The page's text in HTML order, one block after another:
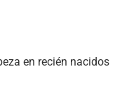
en recién nacidos